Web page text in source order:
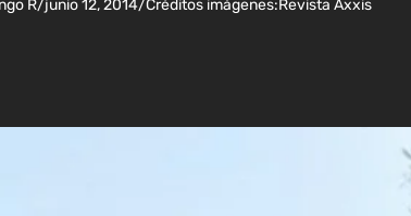
R/junio 12, 2014/Créditos imágenes:Revista Axxis